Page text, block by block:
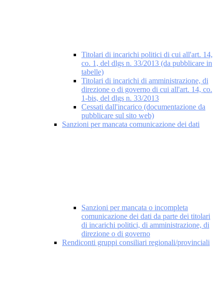
Titolari di incarichi politici di cui all'art. 14,
co. 1, del dlgs n. 33/2013 (da pubblicare in
tabelle)
Titolari di incarichi di amministrazione, di
direzione o di governo di cui all'art. 14, co.
1-bis, del dlgs n. 33/2013
Cessati dall'incarico (documentazione da
pubblicare sul sito web)
Sanzioni per mancata comunicazione dei dati
Sanzioni per mancata o incompleta
comunicazione dei dati da parte dei titolari
di incarichi politici, di amministrazione, di
direzione o di governo
Rendiconti gruppi consiliari regionali/provinciali